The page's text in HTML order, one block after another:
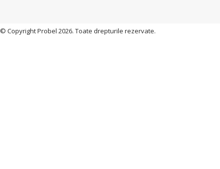
© Copyright Probel 2026. Toate drepturile rezervate.